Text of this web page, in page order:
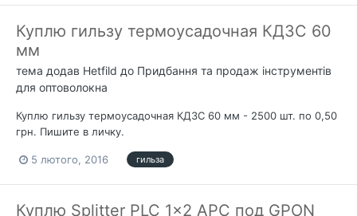
Куплю гильзу термоусадочная КДЗС 60
мм
тема додав Hetfild до Придбання та продаж інструментів
для оптоволокна
Куплю гильзу термоусадочная КДЗС 60 мм - 2500 шт. по 0,50
грн. Пишите в личку.
5 лютого, 2016 гильза
Куплю Splitter PLC 1x2 APC под GPON